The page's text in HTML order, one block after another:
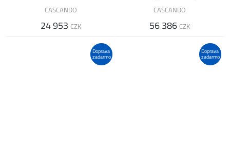
CASCANDO
24 953 CZK
CASCANDO
56 386 CZK
Doprava
zadarmo
Doprava
zadarmo